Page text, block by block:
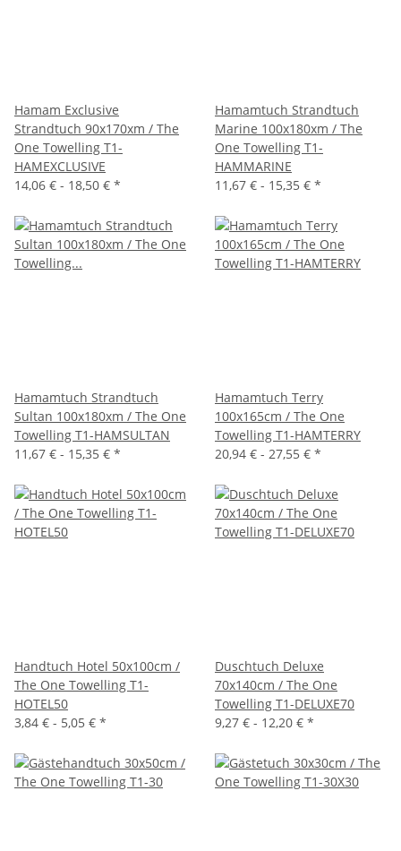
Hamam Exclusive
Strandtuch 90x170xm / The
One Towelling T1-
HAMEXCLUSIVE
14,06 € - 18,50 € *
Hamamtuch Strandtuch
Marine 100x180xm / The
One Towelling T1-
HAMMARINE
11,67 € - 15,35 € *
Hamamtuch Strandtuch
Sultan 100x180xm / The One
Towelling T1-HAMSULTAN
11,67 € - 15,35 € *
Hamamtuch Terry
100x165cm / The One
Towelling T1-HAMTERRY
20,94 € - 27,55 € *
Handtuch Hotel 50x100cm /
The One Towelling T1-
HOTEL50
3,84 € - 5,05 € *
Duschtuch Deluxe
70x140cm / The One
Towelling T1-DELUXE70
9,27 € - 12,20 € *